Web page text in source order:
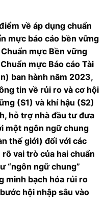
về áp dụng chuẩn
mực báo cáo bền vững
mực Bền vững
mực Báo cáo Tài
ban hành năm 2023,
tin về rủi ro và cơ hội
(S1) và khí hậu (S2)
hỗ trợ nhà đầu tư đưa
một ngôn ngữ chung
thế giới) đối với các
vai trò của hai chuẩn
“ngôn ngữ chung”
minh bạch hóa rủi ro
hội nhập sâu vào